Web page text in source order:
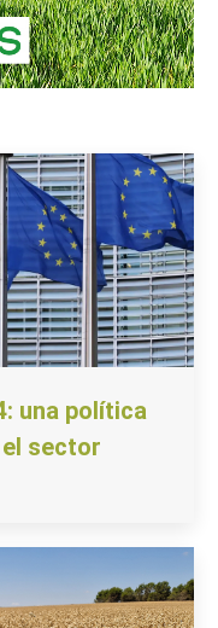
una política
sector